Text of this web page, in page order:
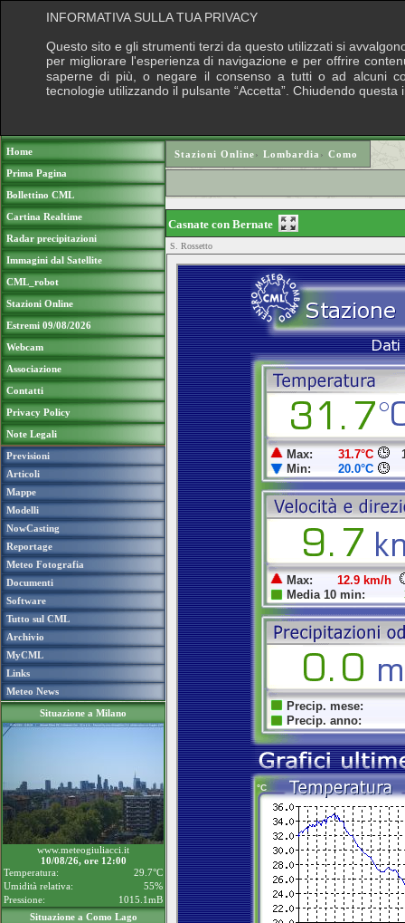
Home
Prima Pagina
Bollettino CML
Cartina Realtime
Radar precipitazioni
Immagini dal Satellite
CML_robot
Stazioni Online
Estremi 09/08/2026
Webcam
Associazione
Contatti
Privacy Policy
Note Legali
Previsioni
Articoli
Mappe
Modelli
NowCasting
Reportage
Meteo Fotografia
Documenti
Software
Tutto sul CML
Archivio
MyCML
Links
Meteo News
Situazione a Milano
www.meteogiuliacci.it
10/08/26, ore 12:00
Temperatura:
29.7°C
Umidità relativa:
55%
Pressione:
1015.1mB
Situazione a Como Lago
Stazioni Online› Lombardia › Como
Casnate con Bernate
S. Rossetto
INFORMATIVA SULLA TUA PRIVACY
Questo sito e gli strumenti terzi da questo utilizzati si
per migliorare l'esperienza di navigazione e per offrire
saperne di più, o negare il consenso a tutti o ad alcuni
tecnologie utilizzando il pulsante “Accetta”. Chiudendo